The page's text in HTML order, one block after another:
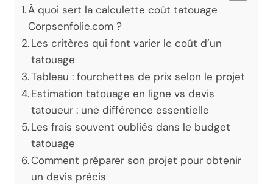
À quoi sert la calculette coût tatouage
Corpsenfolie.com ?
Les critères qui font varier le coût d’un
tatouage
Tableau : fourchettes de prix selon le projet
Estimation tatouage en ligne vs devis
tatoueur : une différence essentielle
Les frais souvent oubliés dans le budget
tatouage
Comment préparer son projet pour obtenir
un devis précis